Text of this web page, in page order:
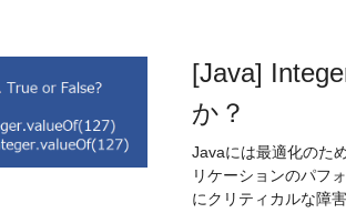
[Java]
か？
Javaには最適化のた
リケーションのパフ
にクリティカルな障